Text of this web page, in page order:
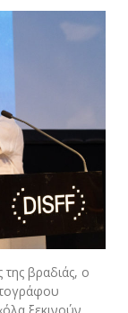
βραδιάς, ο